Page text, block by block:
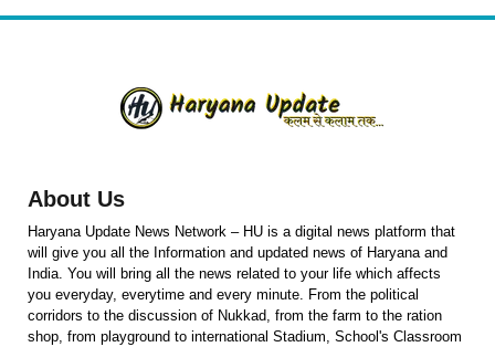
About Us
Haryana Update News Network – HU is a digital news platform that
will give you all the Information and updated news of Haryana and
India. You will bring all the news related to your life which affects
you everyday, everytime and every minute. From the political
corridors to the discussion of Nukkad, from the farm to the ration
shop, from playground to international Stadium, School's Classroom